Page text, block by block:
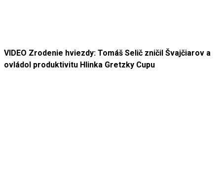
VIDEO Zrodenie hviezdy: Tomáš Selič zničil Švajčiarov a
ovládol produktivitu Hlinka Gretzky Cupu